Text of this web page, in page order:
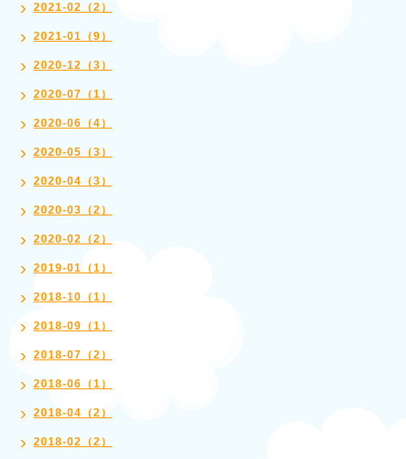
2021-02（2）
2021-01（9）
2020-12（3）
2020-07（1）
2020-06（4）
2020-05（3）
2020-04（3）
2020-03（2）
2020-02（2）
2019-01（1）
2018-10（1）
2018-09（1）
2018-07（2）
2018-06（1）
2018-04（2）
2018-02（2）